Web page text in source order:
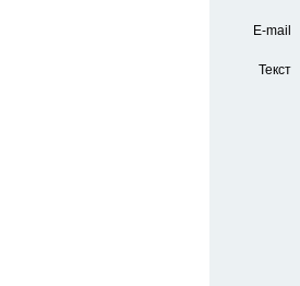
E-mail
Текст